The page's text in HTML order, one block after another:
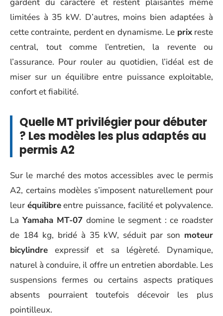
limitées à 35 kW. D’autres, moins bien adaptées à
cette contrainte, perdent en dynamisme. Le prixreste
central, tout comme l’entretien, la revente ou
l’assurance. Pour rouler au quotidien, l’idéal est de
miser sur un équilibre entre puissance exploitable,
confort et fiabilité.
Quelle MT privilégier pour débuter
? Les modèles les plus adaptés au
permis A2
Sur le marché des motos accessibles avec le permis
A2, certains modèles s’imposent naturellement pour
leur équilibreentre puissance, facilité et polyvalence.
LaYamaha MT-07 domine le segment : ce roadster
de 184 kg, bridé à 35 kW, séduit par son moteur
bicylindre expressif et sa légèreté. Dynamique,
naturel à conduire, il offre un entretien abordable. Les
suspensions fermes ou certains aspects pratiques
absents pourraient toutefois décevoir les plus
pointilleux.